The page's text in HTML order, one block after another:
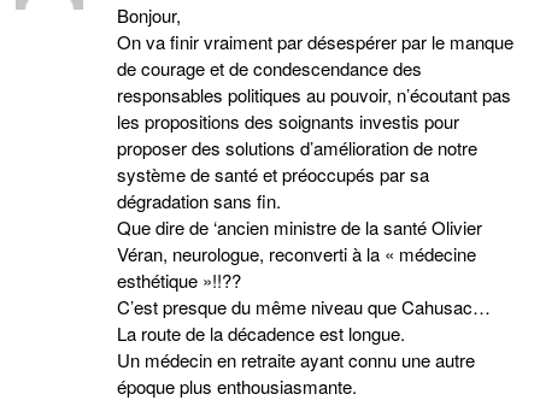
Bonjour,
On va finir vraiment par désespérer par le manque
de courage et de condescendance des
responsables politiques au pouvoir, n’écoutant pas
les propositions des soignants investis pour
proposer des solutions d’amélioration de notre
système de santé et préoccupés par sa
dégradation sans fin.
Que dire de ‘ancien ministre de la santé Olivier
Véran, neurologue, reconverti à la « médecine
esthétique »!!??
C’est presque du même niveau que Cahusac…
La route de la décadence est longue.
Un médecin en retraite ayant connu une autre
époque plus enthousiasmante.